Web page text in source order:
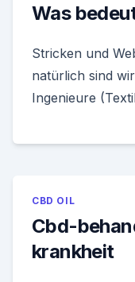
Was
Stricken und
natürlich sind
Ingenieure
CBD OIL
Cbd-
krankheit